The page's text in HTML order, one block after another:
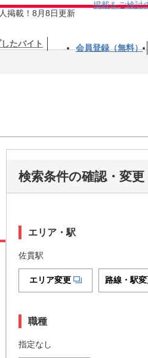
掲載！8月8日更新
掲載をご検討
たバイト 会員登録（無料）
検索条件の確認・変更
エリア・駅
佐貫駅
エリア変更 路線・駅
職種
指定なし